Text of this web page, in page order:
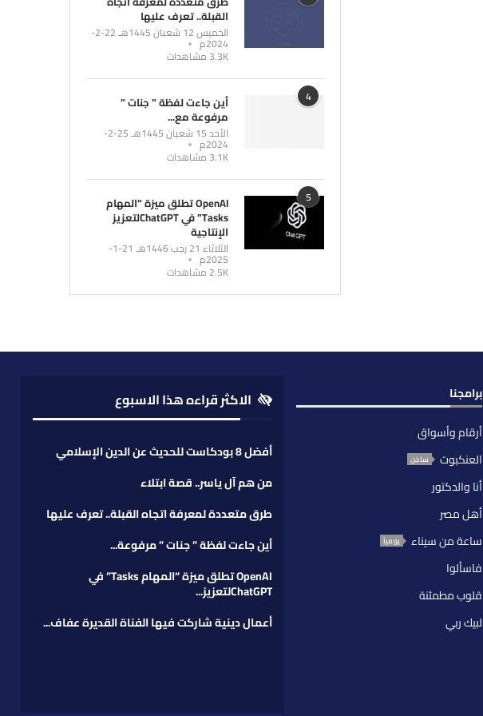
القبلة.. تعرف عليها
الخميس 12 شعبان 1445هـ 22-2-
2024م
3.3K مشاهدات
4 أين جاءت لفظة ” جنات ”
مرفوعة مع...
الأحد 15 شعبان 1445هـ 25-2-
2024م
3.1K مشاهدات
5 OpenAI تطلق ميزة “المهام
Tasks” في ChatGPTلتعزيز
الإنتاجية
الثلاثاء 21 رجب 1446هـ 21-1-
2025م
2.5K مشاهدات
برامجنا
أرقام وأسواق
العنكبوت
ساخن
أنا والدكتور
أهل مصر
ساعة من سيناء
يومياً
فاسألوا
قلوب مطمئنة
لبيك ربي
الاكثر قراءه هذا الاسبوع
أفضل 8 بودكاست للحديث عن الدين الإسلامي
من هم آل ياسر.. قصة ابتلاء
طرق متعددة لمعرفة اتجاه القبلة.. تعرف عليها
أين جاءت لفظة ” جنات ” مرفوعة...
OpenAI تطلق ميزة “المهام Tasks” في
ChatGPTلتعزيز...
أعمال دينية شاركت فيها الفناة القديرة عفاف...